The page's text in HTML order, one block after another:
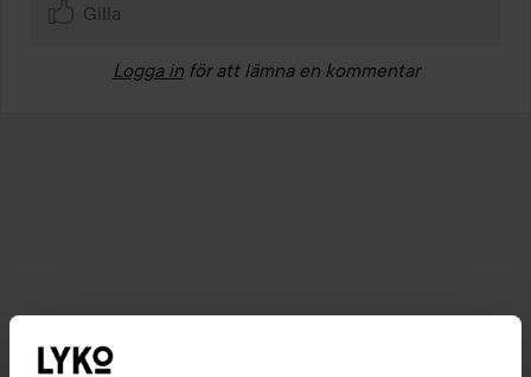
Gilla
Logga in för att lämna en kommentar